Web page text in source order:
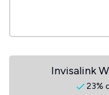
Invisalink
23%